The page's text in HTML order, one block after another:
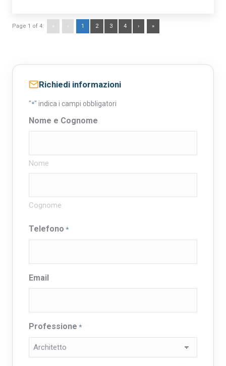
Page 1 of 4: « ‹ 1 2 3 4 › »
Richiedi informazioni
"*" indica i campi obbligatori
Nome e Cognome
Nome
Cognome
Telefono *
Email
Professione *